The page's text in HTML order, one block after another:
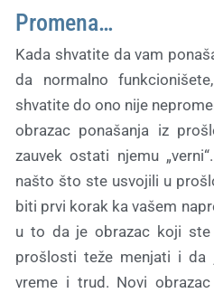
Promena…
Kada shvatite da vam
da normalno
shvatite do ono nije
obrazac ponašanja iz
zauvek ostati njemu
našto što ste usvojili u
biti prvi korak ka vašem
u to da je obrazac koji
prošlosti teže menjati i
vreme i trud. Novi